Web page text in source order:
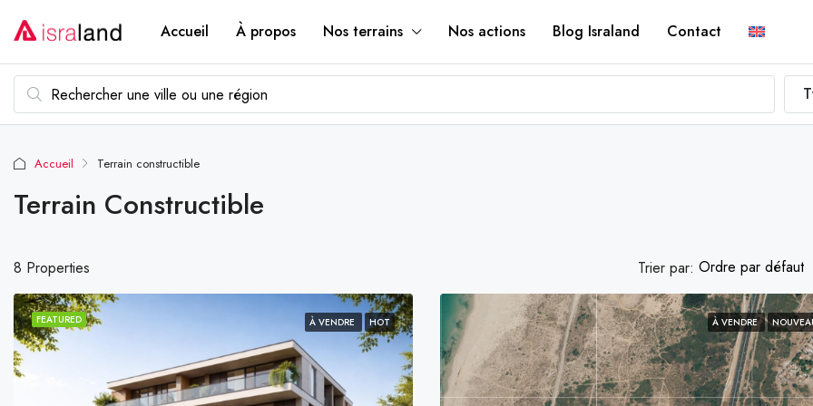
Accueil À propos Nos terrains Nos actions Blog Israland Contact
Accueil Terrain constructible
Terrain Constructible
8 Properties Trier par: Ordre par défaut
FEATURED À VENDRE HOT À VENDRE
FEATURED